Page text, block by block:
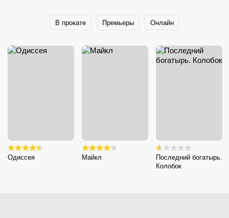
В прокате Премьеры Онлайн
Одиссея Майкл
Последний богатырь.
Колобок